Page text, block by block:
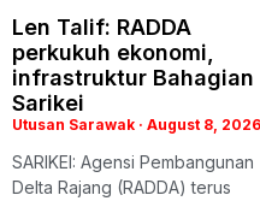
Len Talif: RADDA
perkukuh ekonomi,
infrastruktur Bahagian
Sarikei
Utusan Sarawak August 8, 2026
SARIKEI: Agensi Pembangunan
Delta Rajang (RADDA) terus